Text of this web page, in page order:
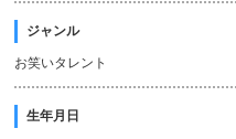
ジャンル
お笑いタレント
生年月日